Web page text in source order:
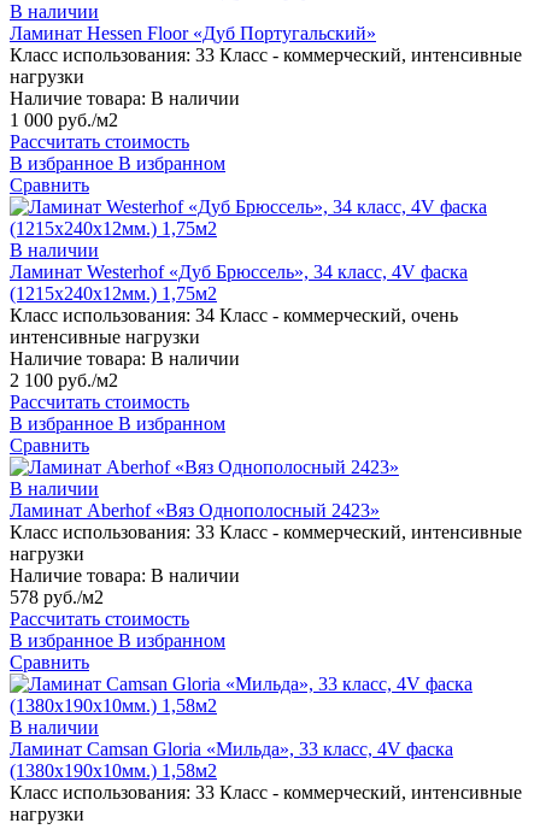
В наличии
Ламинат Hessen Floor «Дуб Португальский»
Класс использования: 33 Класс - коммерческий, интенсивные
нагрузки
Наличие товара: В наличии
1 000 руб./м2
Рассчитать стоимость
В избранное В избранном
Сравнить
В наличии
Ламинат Westerhof «Дуб Брюссель», 34 класс, 4V фаска
(1215х240х12мм.) 1,75м2
Класс использования: 34 Класс - коммерческий, очень
интенсивные нагрузки
Наличие товара: В наличии
2 100 руб./м2
Рассчитать стоимость
В избранное В избранном
Сравнить
В наличии
Ламинат Aberhof «Вяз Однополосный 2423»
Класс использования: 33 Класс - коммерческий, интенсивные
нагрузки
Наличие товара: В наличии
578 руб./м2
Рассчитать стоимость
В избранное В избранном
Сравнить
В наличии
Ламинат Camsan Gloria «Мильда», 33 класс, 4V фаска
(1380х190х10мм.) 1,58м2
Класс использования: 33 Класс - коммерческий, интенсивные
нагрузки